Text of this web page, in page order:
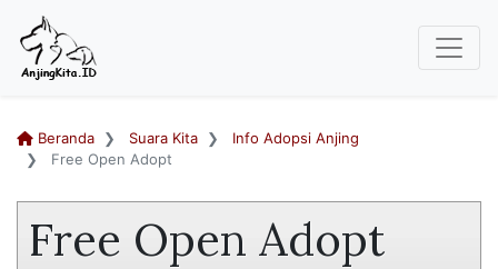
Beranda Suara Kita
Info Adopsi Anjing
Free Open Adopt
Free Open Adopt